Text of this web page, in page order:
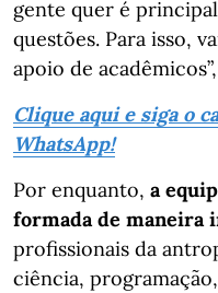
gente quer é
questões. Para isso,
apoio de
Clique aqui e siga o
WhatsApp!
Por enquanto, a
formada de
profissionais da
ciência,